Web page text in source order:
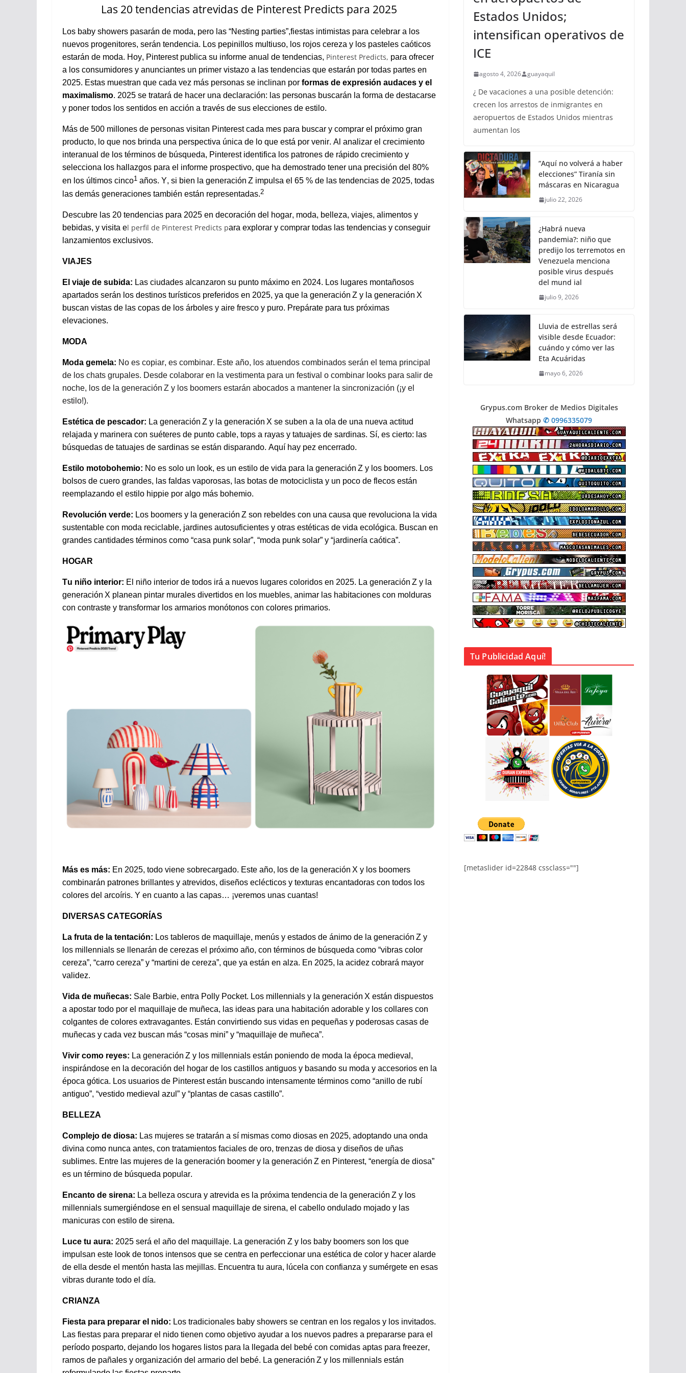
Las 20 tendencias atrevidas de Pinterest Predicts para 2025
Los baby showers pasarán de moda, pero las “Nesting parties”,fiestas intimistas para celebrar a los
nuevos progenitores, serán tendencia. Los pepinillos multiuso, los rojos cereza y los pasteles caóticos
estarán de moda. Hoy, Pinterest publica su informe anual de tendencias, Pinterest Predicts, para ofrecer
a los consumidores y anunciantes un primer vistazo a las tendencias que estarán por todas partes en
2025. Estas muestran que cada vez más personas se inclinan por formas de expresión audaces y el
maximalismo. 2025 se tratará de hacer una declaración: las personas buscarán la forma de destacarse
y poner todos los sentidos en acción a través de sus elecciones de estilo.
Más de 500 millones de personas visitan Pinterestcada mes para buscar y comprar el próximo gran
producto, lo que nos brinda una perspectiva única de lo que está por venir. Al analizar el crecimiento
interanual de los términos de búsqueda, Pinterest identifica los patrones de rápido crecimiento y
selecciona los hallazgos para el informe prospectivo, que ha demostrado tener una precisión del 80%
en los últimos cinco1 años. Y, si bien la generación Z impulsa el 65 % de las tendencias de 2025, todas
las demás generaciones también están representadas.2
Descubre las 20 tendencias para 2025 en decoración del hogar, moda, belleza, viajes, alimentos y
bebidas, y visita el perfil de Pinterest Predicts para explorar y comprar todas las tendencias y conseguir
lanzamientos exclusivos.
VIAJES
El viaje de subida: Las ciudades alcanzaron su punto máximo en 2024. Los lugares montañosos
apartados serán los destinos turísticos preferidos en 2025, ya que la generación Z y la generación X
buscan vistas de las copas de los árboles y aire fresco y puro. Prepárate para tus próximas
elevaciones.
MODA
Moda gemela: No es copiar, es combinar. Este año, los atuendos combinados serán el tema principal
de los chats grupales. Desde colaborar en la vestimenta para un festival o combinar looks para salir de
noche, los de la generación Z y los boomers estarán abocados a mantener la sincronización (¡y el
estilo!).
Estética de pescador: La generación Z y la generación X se suben a la ola de una nueva actitud
relajada y marinera con suéteres de punto cable, tops a rayas y tatuajes de sardinas. Sí, es cierto: las
búsquedas de tatuajes de sardinas se están disparando. Aquí hay pez encerrado.
Estilo motobohemio: No es solo un look, es un estilo de vida para la generación Z y los boomers. Los
bolsos de cuero grandes, las faldas vaporosas, las botas de motociclista y un poco de flecos están
reemplazando el estilo hippie por algo más bohemio.
Revolución verde: Los boomers y la generación Z son rebeldes con una causa que revoluciona la vida
sustentable con moda reciclable, jardines autosuficientes y otras estéticas de vida ecológica. Buscan en
grandes cantidades términos como “casa punk solar”, “moda punk solar” y “jardinería caótica”.
HOGAR
Tu niño interior: El niño interior de todos irá a nuevos lugares coloridos en 2025. La generación Z y la
generación X planean pintar murales divertidos en los muebles, animar las habitaciones con molduras
con contraste y transformar los armarios monótonos con colores primarios.
Más es más: En 2025, todo viene sobrecargado. Este año, los de la generación X y los boomers
combinarán patrones brillantes y atrevidos, diseños eclécticos y texturas encantadoras con todos los
colores del arcoíris. Y en cuanto a las capas… ¡veremos unas cuantas!
DIVERSAS CATEGORÍAS
La fruta de la tentación: Los tableros de maquillaje, menús y estados de ánimo de la generación Z y
los millennials se llenarán de cerezas el próximo año, con términos de búsqueda como “vibras color
cereza”, “carro cereza” y “martini de cereza”, que ya están en alza. En 2025, la acidez cobrará mayor
validez.
Vida de muñecas: Sale Barbie, entra Polly Pocket. Los millennials y la generación X están dispuestos
a apostar todo por el maquillaje de muñeca, las ideas para una habitación adorable y los collares con
colgantes de colores extravagantes. Están convirtiendo sus vidas en pequeñas y poderosas casas de
muñecas y cada vez buscan más “cosas mini” y “maquillaje de muñeca”.
Vivir como reyes: La generación Z y los millennials están poniendo de moda la época medieval,
inspirándose en la decoración del hogar de los castillos antiguos y basando su moda y accesorios en la
época gótica. Los usuarios de Pinterestestán buscando intensamente términos como “anillo de rubí
antiguo”, “vestido medieval azul ” y “plantas de casas castillo”.
BELLEZA
Complejo de diosa: Las mujeres se tratarán a sí mismas como diosas en 2025, adoptando una onda
divina como nunca antes, con tratamientos faciales de oro, trenzas de diosa y diseños de uñas
sublimes. Entre las mujeres de la generación boomer y la generación Z en Pinterest, “energía de diosa”
es un término de búsqueda popular.
Encanto de sirena: La belleza oscura y atrevida es la próxima tendencia de la generación Z y los
millennials sumergiéndose en el sensual maquillaje de sirena, el cabello ondulado mojado y las
manicuras con estilo de sirena.
Luce tu aura: 2025 será el año del maquillaje. La generación Z y los baby boomers son los que
impulsan este look de tonos intensos que se centra en perfeccionar una estética de color y hacer alarde
de ella desde el mentón hasta las mejillas. Encuentra tu aura, lúcela con confianza y sumérgete en esas
vibras durante todo el día.
CRIANZA
Fiesta para preparar el nido: Los tradicionales baby showers se centran en los regalos y los invitados.
Las fiestas para preparar el nido tienen como objetivo ayudar a los nuevos padres a prepararse para el
período posparto, dejando los hogares listos para la llegada del bebé con comidas aptas para freezer,
ramos de pañales y organización del armario del bebé. La generación Z y los millennials están
Estados Unidos;
intensifican operativos de
ICE
agosto 4, 2026 guayaquil
¿ De vacaciones a una posible detención:
crecen los arrestos de inmigrantes en
aeropuertos de Estados Unidos mientras
aumentan los
“Aquí no volverá a haber
elecciones” Tiranía sin
máscaras en Nicaragua
julio 22, 2026
¿Habrá nueva
pandemia?: niño que
predijo los terremotos en
Venezuela menciona
posible virus después
del mund ial
julio 9, 2026
Lluvia de estrellas será
visible desde Ecuador:
cuándo y cómo ver las
Eta Acuáridas
mayo 6, 2026
Grypus.com Broker de Medios Digitales
Whatsapp ✆ 0996335079
Tu Publicidad Aquí!
[metaslider id=22848 cssclass=""]